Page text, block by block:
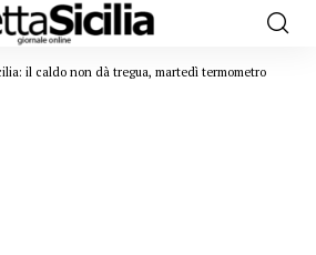
il caldo non dà tregua, martedì termometro